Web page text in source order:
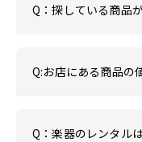
Q：探している商品
Q:お店にある商品の
Q：楽器のレンタル